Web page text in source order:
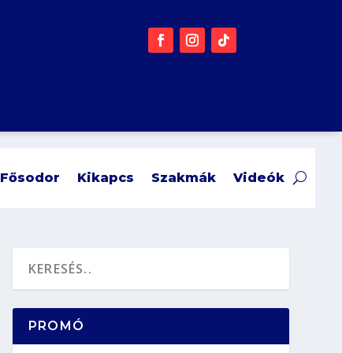
Fősodor Kikapcs Szakmák Videók
PROMÓ